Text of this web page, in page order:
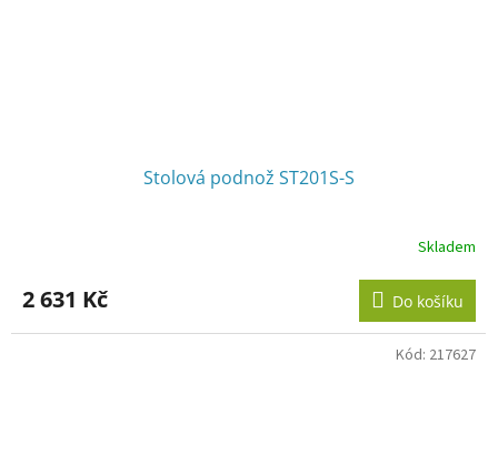
Stolová podnož ST201S-S
Skladem
2 631 Kč Do košíku
Kód: 217627